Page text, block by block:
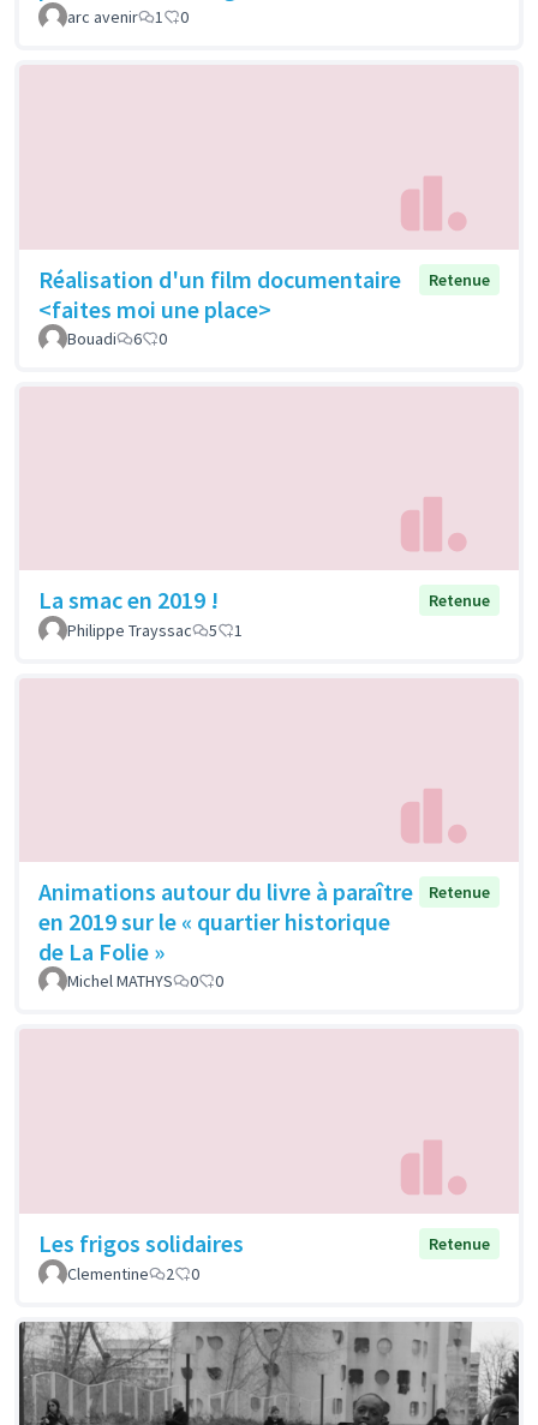
arc avenir 1 0
Réalisation d'un film documentaire
<faites moi une place>
Retenue
Bouadi 6 0
La smac en 2019 !
Retenue
Philippe Trayssac
5 1
Animations autour du livre à paraître
en 2019 sur le « quartier historique
de La Folie »
Retenue
Michel MATHYS 0 0
Les frigos solidaires
Retenue
Clementine
2 0